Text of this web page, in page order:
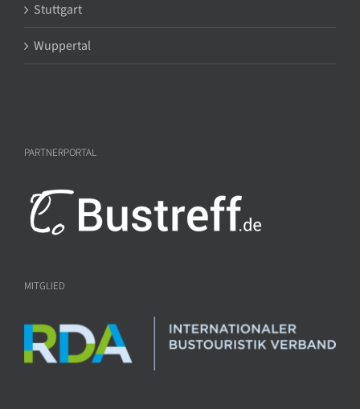
Stuttgart
Wuppertal
PARTNERPORTAL
MITGLIED